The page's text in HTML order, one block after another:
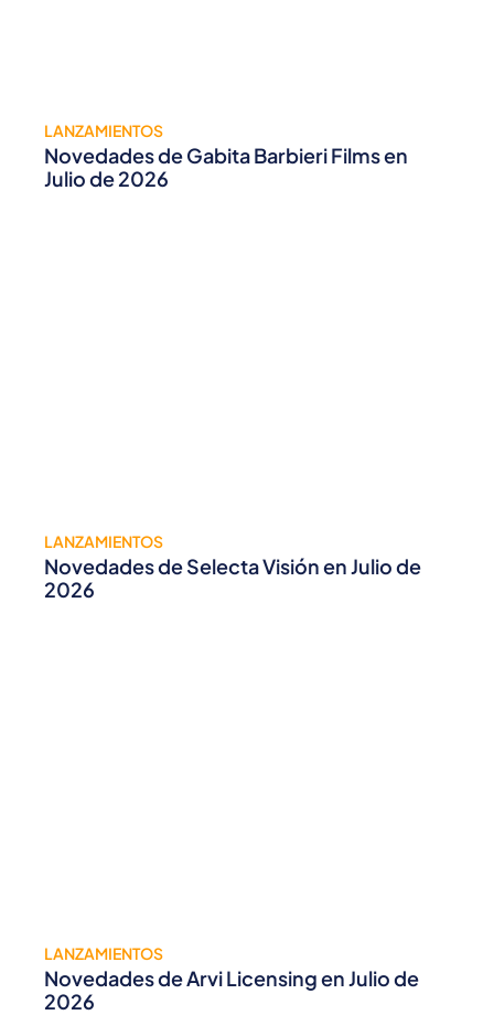
LANZAMIENTOS
Novedades de Gabita Barbieri Films en
Julio de 2026
LANZAMIENTOS
Novedades de Selecta Visión en Julio de
2026
LANZAMIENTOS
Novedades de Arvi Licensing en Julio de
2026